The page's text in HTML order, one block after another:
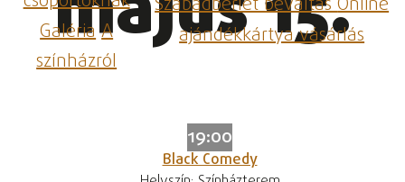
GalériaA
színházról
ajándékkártya vásárlás
19:00
Black Comedy